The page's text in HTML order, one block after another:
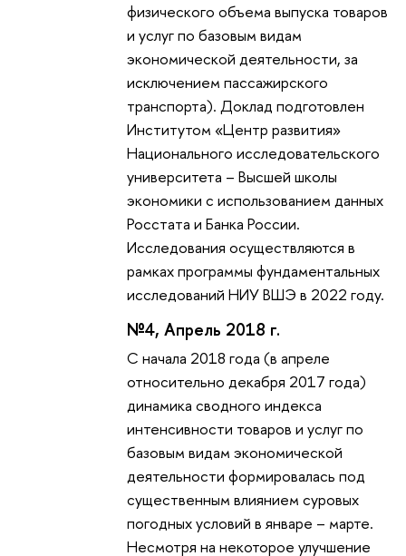
физического объема выпуска товаров
и услуг по базовым видам
экономической деятельности, за
исключением пассажирского
транспорта). Доклад подготовлен
Институтом «Центр развития»
Национального исследовательского
университета – Высшей школы
экономики с использованием данных
Росстата и Банка России.
Исследования осуществляются в
рамках программы фундаментальных
исследований НИУ ВШЭ в 2022 году.
№4, Апрель 2018 г.
С начала 2018 года (в апреле
относительно декабря 2017 года)
динамика сводного индекса
интенсивности товаров и услуг по
базовым видам экономической
деятельности формировалась под
существенным влиянием суровых
погодных условий в январе – марте.
Несмотря на некоторое улучшение